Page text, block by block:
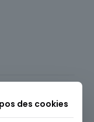
des cookies